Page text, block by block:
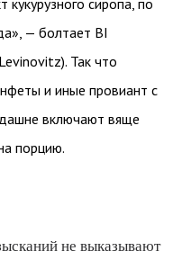
кукурузного сиропа, по
— болтает BI
Так что
и иные провиант с
включают вяще
порцию.
не выказывают